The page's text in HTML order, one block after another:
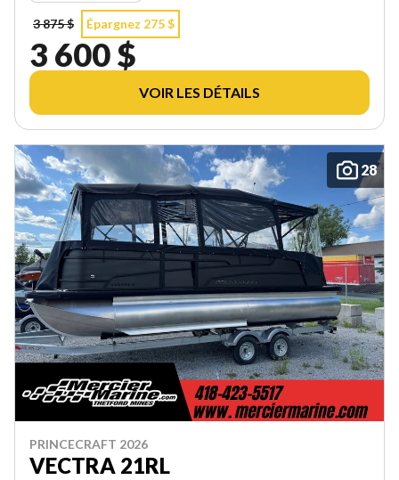
3 875 $ Épargnez 275 $
3 600 $
VOIR LES DÉTAILS
28
PRINCECRAFT 2026
VECTRA 21RL